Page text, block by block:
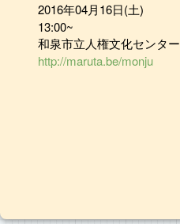
2016年04月16日(土)
13:00~
和泉市立人権文化センター
http://maruta.be/monju